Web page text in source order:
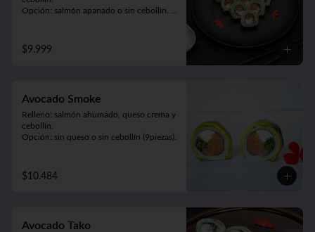
Opción: salmón apanado o sin cebollín.
$9.999
Avocado Smoke
Relleno: salmón ahumado, queso crema y
cebollín.
Opción: sin queso o sin cebollín (9piezas).
$10.484
Avocado Tako